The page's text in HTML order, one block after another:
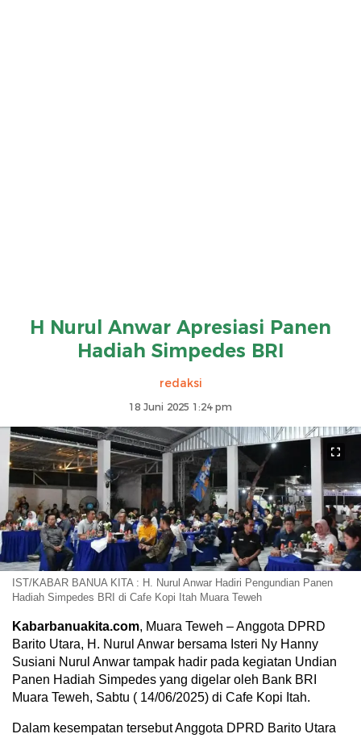
H Nurul Anwar Apresiasi Panen
Hadiah Simpedes BRI
redaksi
18 Juni 2025 1:24 pm
IST/KABAR BANUA KITA : H. Nurul Anwar Hadiri Pengundian Panen
Hadiah Simpedes BRI di Cafe Kopi Itah Muara Teweh
Kabarbanuakita.com, Muara Teweh – Anggota DPRD
Barito Utara, H. Nurul Anwar bersama Isteri Ny Hanny
Susiani Nurul Anwar tampak hadir pada kegiatan Undian
Panen Hadiah Simpedes yang digelar oleh Bank BRI
Muara Teweh, Sabtu ( 14/06/2025) di Cafe Kopi Itah.
Dalam kesempatan tersebut Anggota DPRD Barito Utara